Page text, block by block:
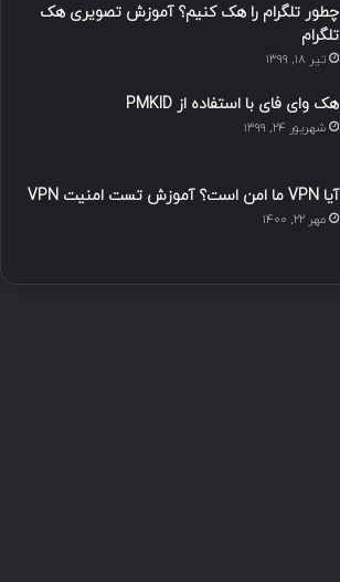
چطور تلگرام را هک کنیم؟ آموزش تصویری هک
تلگرام
تیر ۱۸, ۱۳۹۹
هک وای فای با استفاده از PMKID
شهریور ۲۴, ۱۳۹۹
آیا VPN ما امن است؟ آموزش تست امنیت VPN
مهر ۲۲, ۱۴۰۰